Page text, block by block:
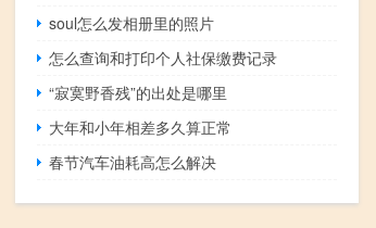
soul怎么发相册里的照片
怎么查询和打印个人社保缴费记录
“寂寞野香残”的出处是哪里
大年和小年相差多久算正常
春节汽车油耗高怎么解决